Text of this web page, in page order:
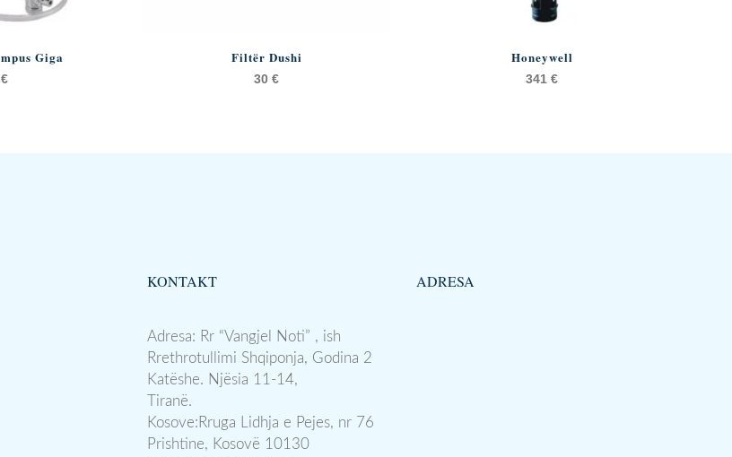
Giga
€
Filtër Dushi
30€
Honeywell
341€
KONTAKT
Adresa: Rr “Vangjel Noti” , ish
Rrethrotullimi Shqiponja, Godina 2
Katëshe. Njësia 11-14,
Tiranë.
Kosove:Rruga Lidhja e Pejes, nr 76
Prishtine, Kosovë 10130
ADRESA